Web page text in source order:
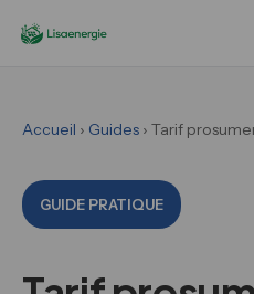
Accueil › Guides › Tarif
GUIDE PRATIQUE